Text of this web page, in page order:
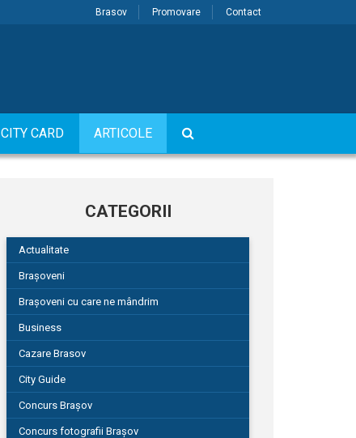
Brasov Promovare Contact
CITY CARD ARTICOLE
CATEGORII
Actualitate
Brașoveni
Brașoveni cu care ne mândrim
Business
Cazare Brasov
City Guide
Concurs Brașov
Concurs fotografii Brașov